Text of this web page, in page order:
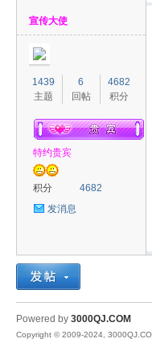
QJ
宣传大使
1439
主题
6
回帖
4682
积分
特约贵宾
积分
4682
发消息
Powered by 3000QJ.COM
Copyright © 2009-2024,